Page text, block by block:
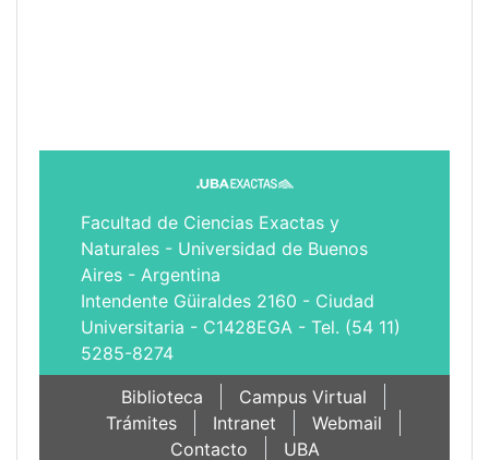
Facultad de Ciencias Exactas y
Naturales - Universidad de Buenos
Aires - Argentina
Intendente Güiraldes 2160 - Ciudad
Universitaria - C1428EGA - Tel. (54 11)
5285-8274
Biblioteca
Campus Virtual
Trámites
Intranet
Webmail
Contacto
UBA